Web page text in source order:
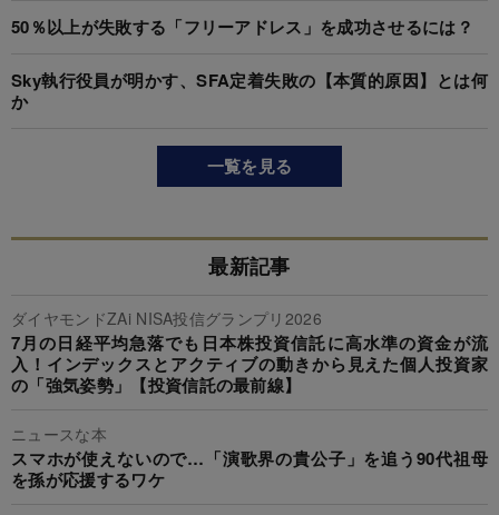
50％以上が失敗する「フリーアドレス」を成功させるには？
Sky執行役員が明かす、SFA定着失敗の【本質的原因】とは何
か
一覧を見る
最新記事
ダイヤモンドZAi NISA投信グランプリ2026
7月の日経平均急落でも日本株投資信託に高水準の資金が流
入！インデックスとアクティブの動きから見えた個人投資家
の「強気姿勢」【投資信託の最前線】
ニュースな本
スマホが使えないので…「演歌界の貴公子」を追う90代祖母
を孫が応援するワケ